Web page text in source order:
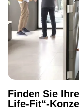
Finden Sie
Life-Fit“-